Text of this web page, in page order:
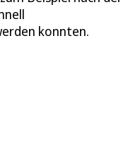
konnten.